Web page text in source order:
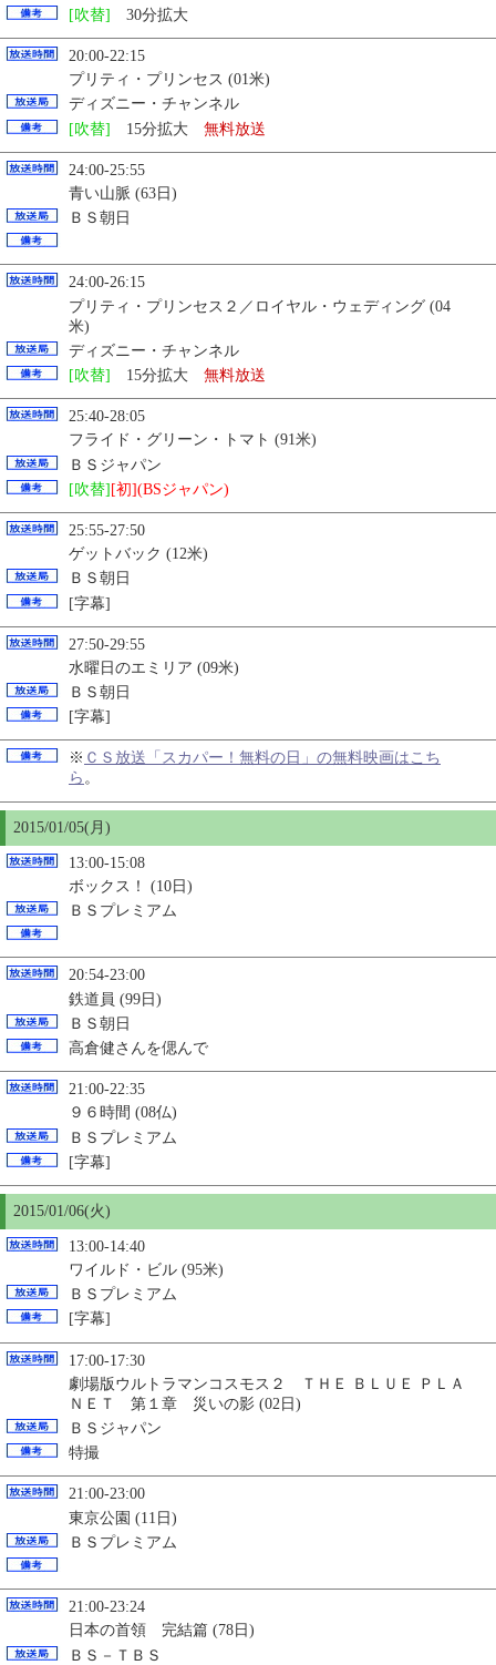
[吹替]
30分拡大
20:00-22:15
プリティ・プリンセス (01米)
ディズニー・チャンネル
[吹替] 15分拡大 無料放送
24:00-25:55
青い山脈 (63日)
ＢＳ朝日
24:00-26:15
プリティ・プリンセス２／ロイヤル・ウェディング (04
米)
ディズニー・チャンネル
[吹替]
15分拡大 無料放送
25:40-28:05
フライド・グリーン・トマト (91米)
ＢＳジャパン
[吹替] [初](BSジャパン)
25:55-27:50
ゲットバック (12米)
ＢＳ朝日
[字幕]
27:50-29:55
水曜日のエミリア (09米)
ＢＳ朝日
[字幕]
※ ＣＳ放送「スカパー！無料の日」の無料映画はこち
ら 。
2015/01/05(月)
13:00-15:08
ボックス！ (10日)
ＢＳプレミアム
20:54-23:00
鉄道員 (99日)
ＢＳ朝日
高倉健さんを偲んで
21:00-22:35
９６時間 (08仏)
ＢＳプレミアム
[字幕]
2015/01/06(火)
13:00-14:40
ワイルド・ビル (95米)
ＢＳプレミアム
[字幕]
17:00-17:30
劇場版ウルトラマンコスモス２ ＴＨＥ ＢＬＵＥ ＰＬＡ
ＮＥＴ 第１章 災いの影 (02日)
ＢＳジャパン
特撮
21:00-23:00
東京公園 (11日)
ＢＳプレミアム
21:00-23:24
日本の首領 完結篇 (78日)
ＢＳ－ＴＢＳ